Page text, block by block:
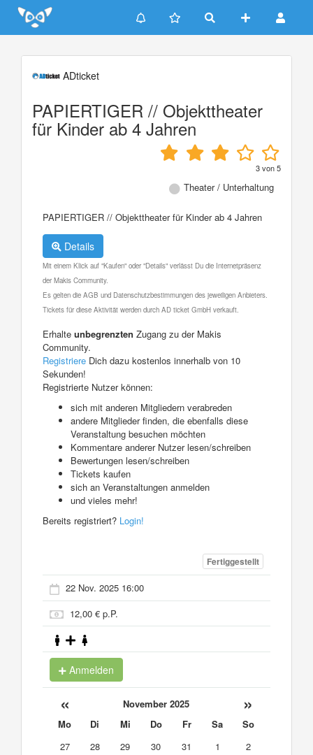
Update cookies preferences
ADticket
PAPIERTIGER // Objekttheater
für Kinder ab 4 Jahren
3von5
Theater / Unterhaltung
PAPIERTIGER // Objekttheater für Kinder ab 4 Jahren
Details
Mit einem Klick auf "Kaufen" oder "Details" verlässt Du die Internetpräsenz
der Makis Community.
Es gelten die AGB und Datenschutzbestimmungen des jeweiligen Anbieters.
Tickets für diese Aktivität werden durch AD ticket GmbH verkauft.
Erhalte unbegrenzten Zugang zu der Makis
Community.
Registriere Dich dazu kostenlos innerhalb von 10
Sekunden!
Registrierte Nutzer können:
sich mit anderen Mitgliedern verabreden
andere Mitglieder finden, die ebenfalls diese
Veranstaltung besuchen möchten
Kommentare anderer Nutzer lesen/schreiben
Bewertungen lesen/schreiben
Tickets kaufen
sich an Veranstaltungen anmelden
und vieles mehr!
Bereits registriert? Login!
Fertiggestellt
22 Nov. 2025 16:00
12,00 € p.P.
Anmelden
« November 2025 »
Mo Di Mi Do Fr Sa
So
27
28 29 30 31 1
2